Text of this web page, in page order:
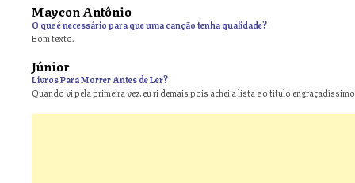
Maycon Antônio
O que é necessário para que uma canção tenha qualidade?
Bom texto.
Júnior
Livros Para Morrer Antes de Ler?
Quando vi pela primeira vez, eu ri demais pois achei a lista e o título